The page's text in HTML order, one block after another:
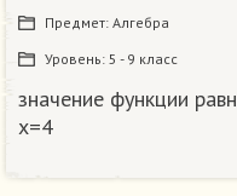
Предмет: Алгебра
Уровень: 5 - 9 класс
значение функции
x=4​